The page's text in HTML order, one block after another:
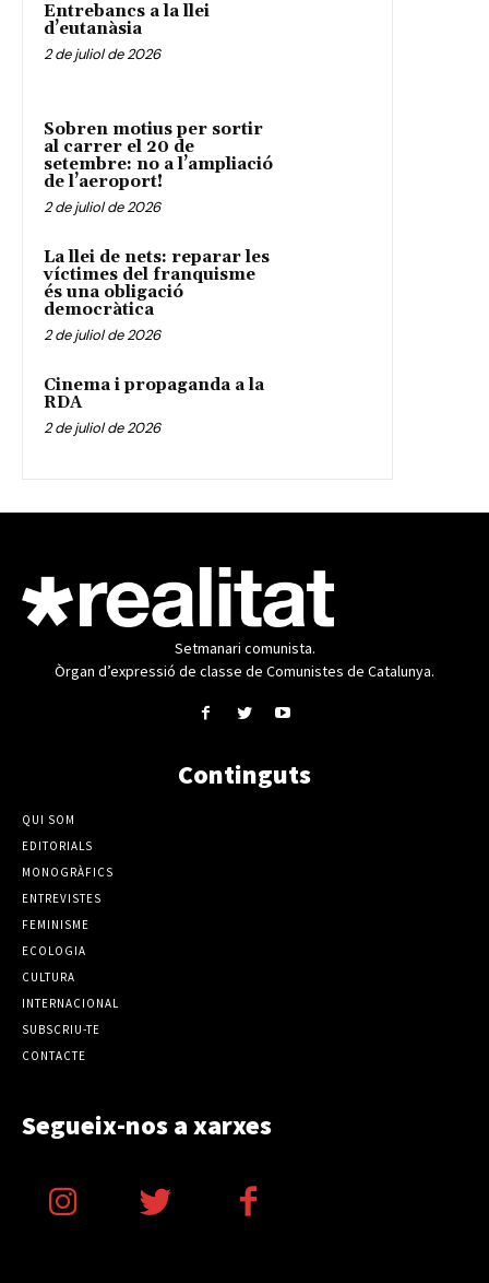
Entrebancs a la llei
d’eutanàsia
2 de juliol de 2026
Sobren motius per sortir
al carrer el 20 de
setembre: no a l’ampliació
de l’aeroport!
2 de juliol de 2026
La llei de nets: reparar les
víctimes del franquisme
és una obligació
democràtica
2 de juliol de 2026
Cinema i propaganda a la
RDA
2 de juliol de 2026
Setmanari comunista.
Òrgan d’expressió de classe de Comunistes de Catalunya.
Continguts
QUI SOM
EDITORIALS
MONOGRÀFICS
ENTREVISTES
FEMINISME
ECOLOGIA
CULTURA
INTERNACIONAL
SUBSCRIU-TE
CONTACTE
Segueix-nos a xarxes